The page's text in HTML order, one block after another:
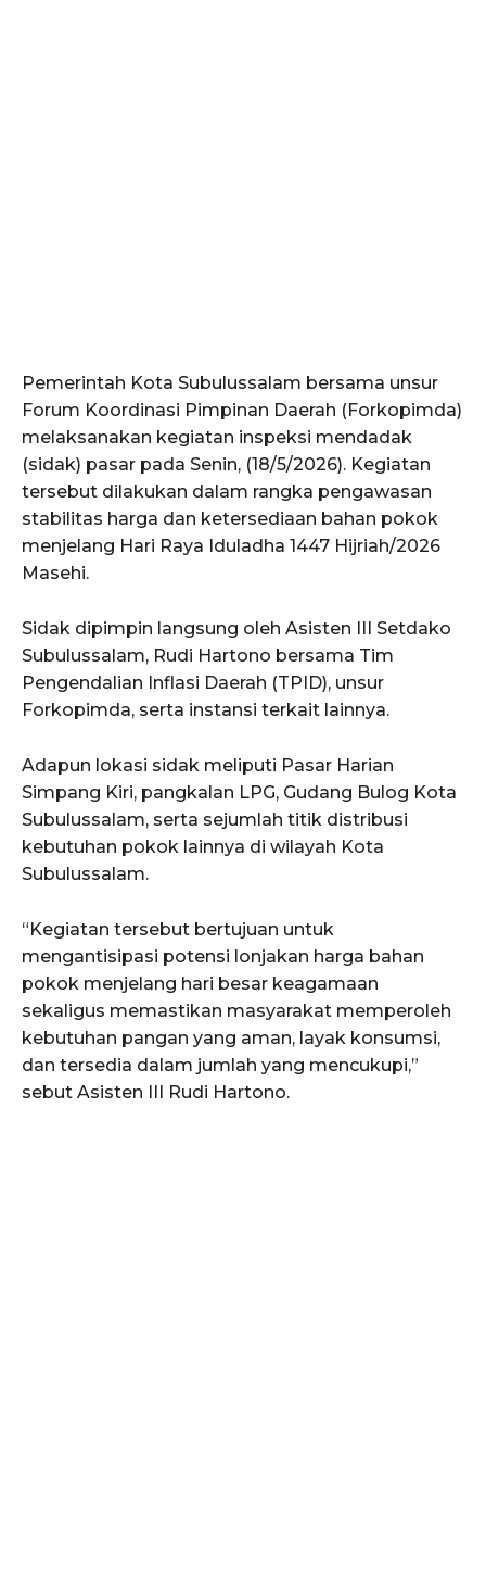
Pemerintah Kota Subulussalam bersama unsur
Forum Koordinasi Pimpinan Daerah (Forkopimda)
melaksanakan kegiatan inspeksi mendadak
(sidak) pasar pada Senin, (18/5/2026). Kegiatan
tersebut dilakukan dalam rangka pengawasan
stabilitas harga dan ketersediaan bahan pokok
menjelang Hari Raya Iduladha 1447 Hijriah/2026
Masehi.
Sidak dipimpin langsung oleh Asisten III Setdako
Subulussalam, Rudi Hartono bersama Tim
Pengendalian Inflasi Daerah (TPID), unsur
Forkopimda, serta instansi terkait lainnya.
Adapun lokasi sidak meliputi Pasar Harian
Simpang Kiri, pangkalan LPG, Gudang Bulog Kota
Subulussalam, serta sejumlah titik distribusi
kebutuhan pokok lainnya di wilayah Kota
Subulussalam.
“Kegiatan tersebut bertujuan untuk
mengantisipasi potensi lonjakan harga bahan
pokok menjelang hari besar keagamaan
sekaligus memastikan masyarakat memperoleh
kebutuhan pangan yang aman, layak konsumsi,
dan tersedia dalam jumlah yang mencukupi,”
sebut Asisten III Rudi Hartono.